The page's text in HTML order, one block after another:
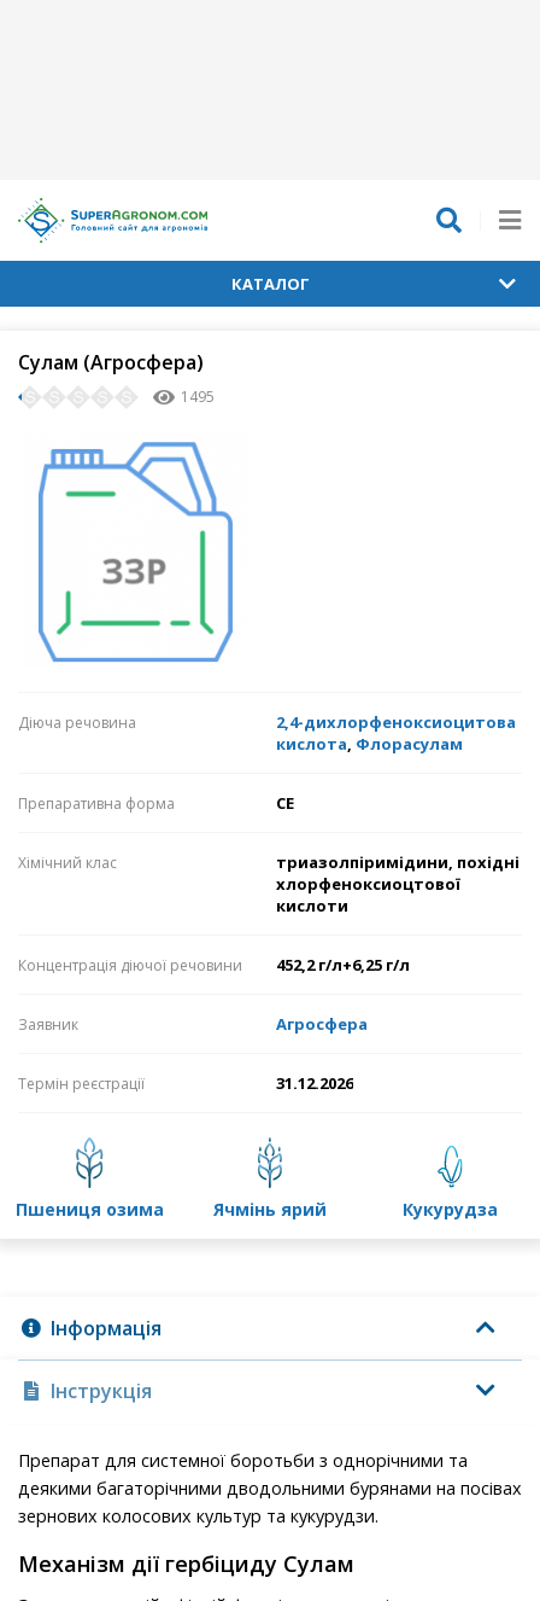
КАТАЛОГ
Сулам (Агросфера)
1495
Діюча речовина
2,4-дихлорфеноксиоцитова
кислота, Флорасулам
Препаративна форма СЕ
Хімічний клас
триазолпіримідини, похідні
хлорфеноксиоцтової
кислоти
Концентрація діючої речовини 452,2 г/л+6,25 г/л
Заявник Агросфера
Термін реєстрації 31.12.2026
пшениця озима ячмінь ярий кукурудза
Інформація
Інструкція
Препарат для системної боротьби з однорічними та
деякими багаторічними дводольними бурянами на посівах
зернових колосових культур та кукурудзи.
Механізм дії гербіциду Сулам